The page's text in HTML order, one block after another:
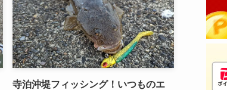
寺泊沖堤フィッシング！いつものエ